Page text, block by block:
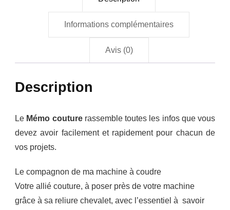
Informations complémentaires
Avis (0)
Description
Le Mémo couture rassemble toutes les infos que vous
devez avoir facilement et rapidement pour chacun de
vos projets.
Le compagnon de ma machine à coudre
Votre allié couture, à poser près de votre machine
grâce à sa reliure chevalet, avec l’essentiel à savoir